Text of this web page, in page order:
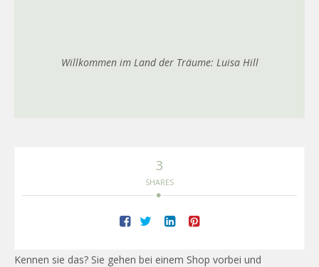
Willkommen im Land der Träume: Luisa Hill
3
SHARES
Kennen sie das? Sie gehen bei einem Shop vorbei und